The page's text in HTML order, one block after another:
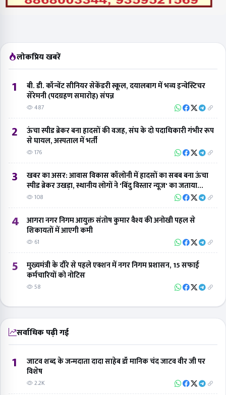
लोकप्रिय खबरें
1
बी. डी. कॉन्वेंट सीनियर सेकेंडरी स्कूल, दयालबाग में भव्य इन्वेस्टिचर
सेरेमनी (पदग्रहण समारोह) संपन्न
487
2
ऊंचा स्पीड ब्रेकर बना हादसों की वजह, संघ के दो पदाधिकारी गंभीर रूप
से घायल, अस्पताल में भर्ती
176
3
खबर का असर: आवास विकास कॉलोनी में हादसों का सबब बना ऊंचा
स्पीड ब्रेकर उखड़ा, स्थानीय लोगों ने 'बिंदु विस्तार न्यूज' का जताया
आभार
108
4
आगरा नगर निगम आयुक्त संतोष कुमार वैश्य की अनोखी पहल से
शिकायतों में आएगी कमी
61
5
मुख्यमंत्री के दौरे से पहले एक्शन में नगर निगम प्रशासन, 15 सफाई
कर्मचारियों को नोटिस
58
सर्वाधिक पढ़ी गई
1
जाटव शब्द के जन्मदाता दादा साहेब डॉ मानिक चंद जाटव वीर जी पर
विशेष
2.2K